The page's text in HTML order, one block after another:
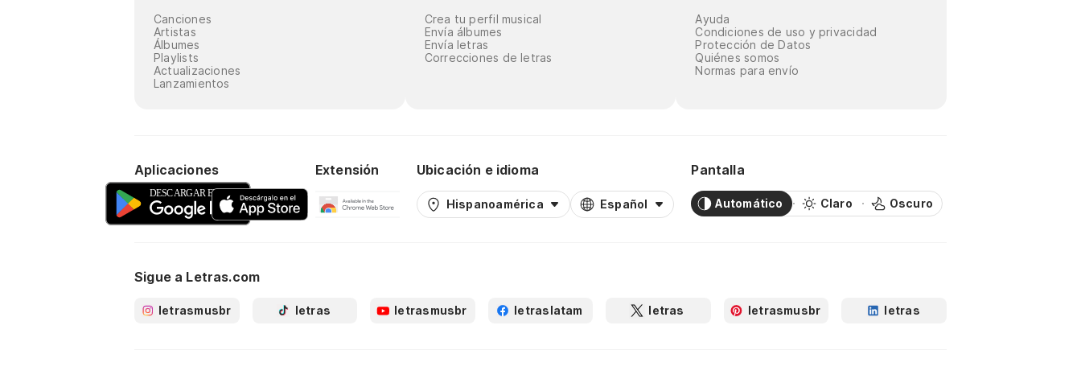
Canciones
Artistas
Álbumes
Playlists
Actualizaciones
Lanzamientos
Crea tu perfil musical
Envía álbumes
Envía letras
Correcciones de letras
Ayuda
Condiciones de uso y privacidad
Protección de Datos
Quiénes somos
Normas para envío
Aplicaciones Extensión Ubicación e idioma
Hispanoamérica Español
Pantalla
Automático Claro Oscuro
Sigue a Letras.com
letrasmusbr letras letrasmusbr letraslatam letras letrasmusbr letras